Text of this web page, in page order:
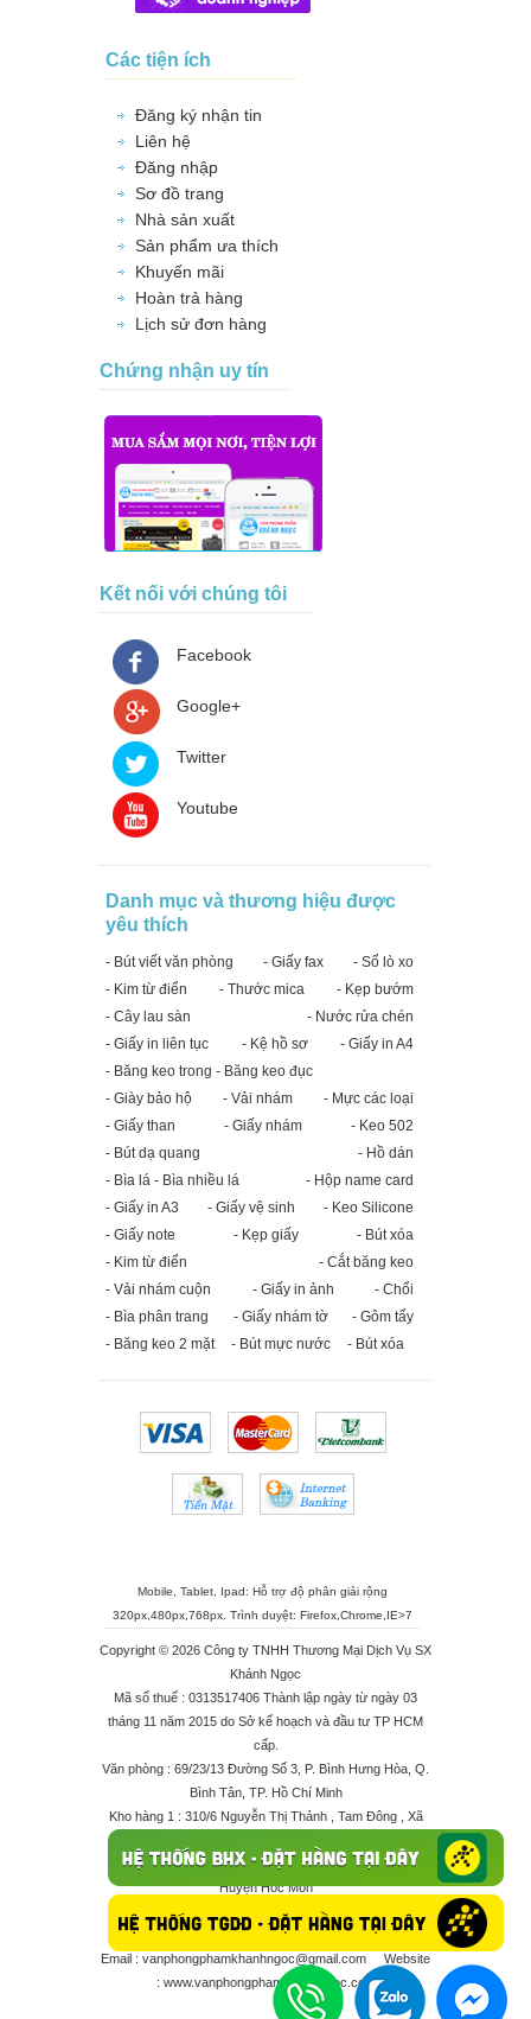
Các tiện ích
Đăng ký nhận tin
Liên hệ
Đăng nhập
Sơ đồ trang
Nhà sản xuất
Sản phẩm ưa thích
Khuyến mãi
Hoàn trả hàng
Lịch sử đơn hàng
Chứng nhận uy tín
Kết nối với chúng tôi
Facebook
Google+
Twitter
Youtube
Danh mục và thương hiệu được
yêu thích
- Bút viết văn phòng - Giấy fax
- Sổ lò xo
- Kim từ điển
- Thước mica
- Kẹp bướm
- Cây lau sàn
- Nước rửa chén
- Giấy in liên tục
- Kệ hồ sơ
- Giấy in A4
- Băng keo trong - Băng keo đục
- Giày bảo hộ
- Vải nhám
- Mực các loại
- Giấy than
- Giấy nhám
- Keo 502
- Bút dạ quang
- Hồ dán
- Bìa lá - Bìa nhiều lá
- Hộp name card
- Giấy in A3
- Giấy vệ sinh
- Keo Silicone
- Giấy note
- Kẹp giấy
- Bút xóa
- Kim từ điển
- Cắt băng keo
- Vải nhám cuộn
- Giấy in ảnh
- Chổi
- Bìa phân trang
- Giấy nhám tờ
- Gôm tẩy
- Băng keo 2 mặt
- Bút mực nước - Bút xóa
Mobile, Tablet, Ipad: Hỗ trợ độ phân giải rộng
320px,480px,768px. Trình duyệt: Firefox,Chrome,IE>7
Copyright © 2026 Công ty TNHH Thương Mại Dịch Vụ SX
Khánh Ngọc
Mã số thuế : 0313517406 Thành lập ngày từ ngày 03
tháng 11 năm 2015 do Sở kế hoạch và đầu tư TP HCM
cấp.
Văn phòng : 69/23/13 Đường Số 3, P. Bình Hưng Hòa, Q.
Bình Tân, TP. Hồ Chí Minh
Kho hàng 1 : 310/6 Nguyễn Thị Thảnh , Tam Đông , Xã
Kho hàng 2 : 68/2X Ấp Đông 1 , Xã Thới Tam Thôn ,
Huyện Hóc Môn
Điện thoại : 028 625 66506 - 0909 682 189 - 082 7158
413 - 096 298 10 17 - 0961 208 617
Email : vanphongphamkhanhngoc@gmail.com
Website
: www.vanphongphamkhanhngoc.com